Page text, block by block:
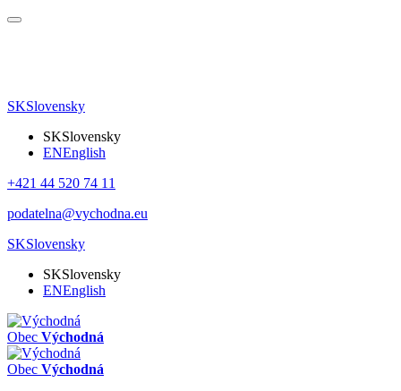
SKSlovensky
SKSlovensky
ENEnglish
+421 44 520 74 11
podatelna@vychodna.eu
SKSlovensky
SKSlovensky
ENEnglish
Obec Východná
Obec Východná